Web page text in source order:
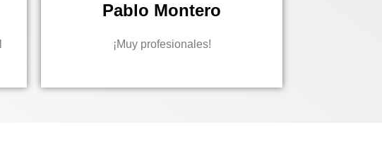
Pablo Montero
¡Muy profesionales!